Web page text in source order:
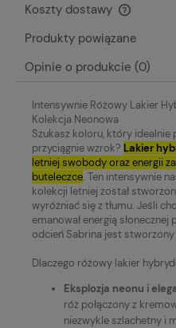
Koszty dostawy
Cena nie zawiera
Produkty powiązane
Opinie o produkcie (0)
Intensywnie Różowy Lakier
Kolekcja Neonowa
Szukasz koloru, który
przyciągnie wzrok? Lakier
letniej swobody oraz energii
buteleczce. Ten intensywnie
kolekcji letniej został
wyróżniać się z tłumu. Jeśli
emanował energią
odcień Sabrina jest stworzony
Dlaczego różowy lakier
Eksplozja neonu i
róż połączony z
niezwykle szlachetny i